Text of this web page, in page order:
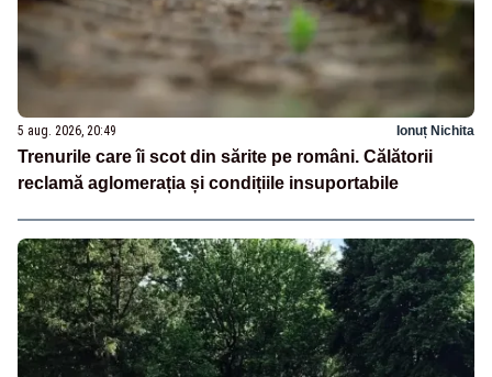
5 aug. 2026, 20:49 Ionuț Nichita
Trenurile care îi scot din sărite pe români. Călătorii
reclamă aglomerația și condițiile insuportabile